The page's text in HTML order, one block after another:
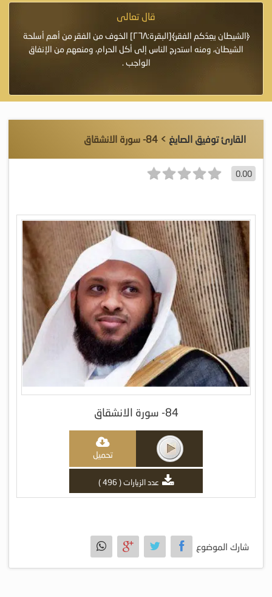
قال تعالى
﴿الشيطان يعِدُكم الفقر﴾[البقرة:٢٦٨] الخوف من الفقر من أهم أسلحة
الشيطان، ومنه استدرج الناس إلى أكل الحرام، ومنعهم من الإنفاق
الواجب .
القارئ توفيق الصايغ > 84- سورة الانشقاق
0.00
84- سورة الانشقاق
تحميل
عدد الزيارات ( 496 )
شارك الموضوع